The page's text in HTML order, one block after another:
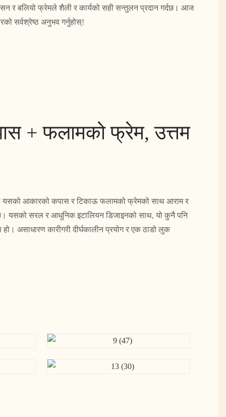
र बलियो फ्रेमले शैली र कार्यको सही सन्तुलन प्रदान गर्दछ। आज
सर्वश्रेष्ठ अनुभव गर्नुहोस्!
+ फलामको फ्रेम, उत्तम
यसको आकारको कपास र टिकाऊ फलामको फ्रेमको साथ आराम र
यसको सरल र आधुनिक इटालियन डिजाइनको साथ, यो कुनै पनि
हो। असाधारण कारीगरी दीर्घकालीन प्रयोग र एक ठाडो लुक